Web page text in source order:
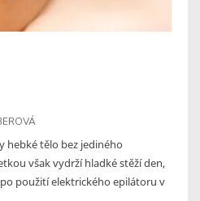
hebké tělo bez jediného
však vydrží hladké stěží den,
použití elektrického epilátoru v